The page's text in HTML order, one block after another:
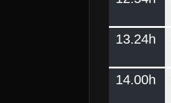
13.24h
14.00h